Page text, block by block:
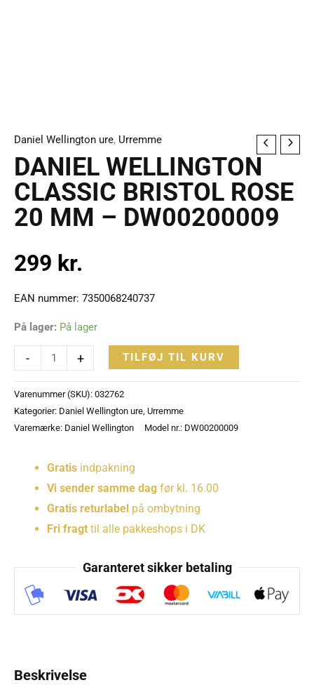
Daniel Wellington ure, Urremme
DANIEL WELLINGTON
CLASSIC BRISTOL ROSE
20 MM – DW00200009
299 kr.
EAN nummer: 7350068240737
På lager: På lager
-
DANIEL
WELLINGTON
CLASSIC
BRISTOL
ROSE
MM
DW00200009
+ TILFØJ TIL KURV
Varenummer (SKU): 032762
Kategorier: Daniel Wellington ure, Urremme
Varemærke: Daniel Wellington Model nr.: DW00200009
Gratis indpakning
Vi sender samme dag før kl. 16.00
Gratis returlabel på ombytning
Fri fragt til alle pakkeshops i DK
Garanteret sikker betaling
Beskrivelse